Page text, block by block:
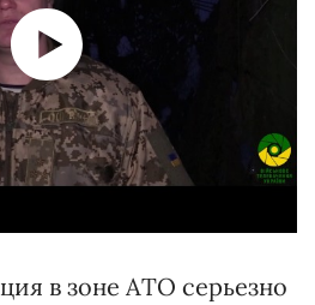
в зоне АТО серьезно